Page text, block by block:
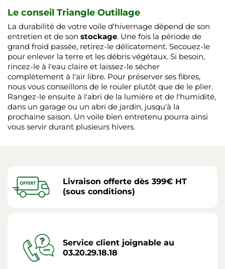
Le conseil Triangle Outillage
La durabilité de votre voile d'hivernage dépend de son
entretien et de son stockage. Une fois la période de
grand froid passée, retirez-le délicatement. Secouez-le
pour enlever la terre et les débris végétaux. Si besoin,
rincez-le à l'eau claire et laissez-le sécher
complètement à l'air libre. Pour préserver ses fibres,
nous vous conseillons de le rouler plutôt que de le plier.
Rangez-le ensuite à l'abri de la lumière et de l'humidité,
dans un garage ou un abri de jardin, jusqu'à la
prochaine saison. Un voile bien entretenu pourra ainsi
vous servir durant plusieurs hivers.
Livraison offerte dès 399€ HT
(sous conditions)
Service client joignable au
03.20.29.18.18